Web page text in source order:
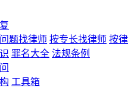
题找律师 按专长找律师 按
罪名大全 法规条例
工具箱